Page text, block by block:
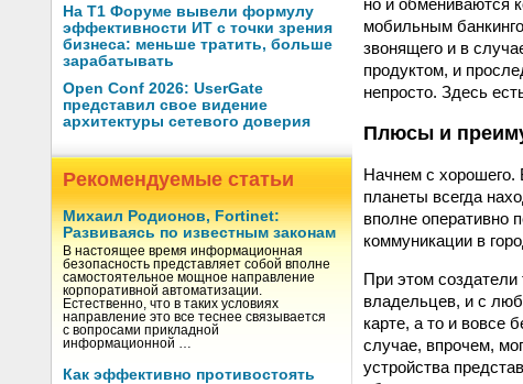
На Т1 Форуме вывели формулу
эффективности ИТ с точки зрения
бизнеса: меньше тратить, больше
зарабатывать
Open Conf 2026: UserGate
представил свое видение
архитектуры сетевого доверия
Рекомендуемые статьи
Михаил Родионов, Fortinet:
Развиваясь по известным законам
В настоящее время информационная
безопасность представляет собой вполне
самостоятельное мощное направление
корпоративной автоматизации.
Естественно, что в таких условиях
направление это все теснее связывается
с вопросами прикладной
информационной …
Как эффективно противостоять
но и обмениваются
мобильным
звонящего и в
продуктом, и
непросто. Здесь
Плюсы и
Начнем с хорошего.
планеты всегда
вполне оперативно
коммуникации в
При этом
владельцев, и с
карте, а то и вовсе
случае, впрочем,
устройства